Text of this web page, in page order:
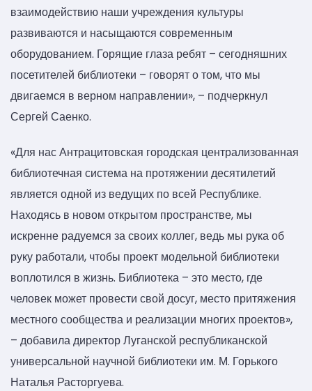
взаимодействию наши учреждения культуры
развиваются и насыщаются современным
оборудованием. Горящие глаза ребят – сегодняшних
посетителей библиотеки – говорят о том, что мы
двигаемся в верном направлении», – подчеркнул
Сергей Саенко.
«Для нас Антрацитовская городская централизованная
библиотечная система на протяжении десятилетий
является одной из ведущих по всей Республике.
Находясь в новом открытом пространстве, мы
искренне радуемся за своих коллег, ведь мы рука об
руку работали, чтобы проект модельной библиотеки
воплотился в жизнь. Библиотека – это место, где
человек может провести свой досуг, место притяжения
местного сообщества и реализации многих проектов»,
– добавила директор Луганской республиканской
универсальной научной библиотеки им. М. Горького
Наталья Расторгуева.